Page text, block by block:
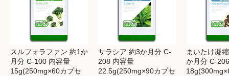
スルフォラファン 約1か
月分 C-100 内容量
15g(250mg×60カプセ
サラシア 約3か月分 C-
208 内容量
22.5g(250mg×90カプセ
まいたけ凝
か月分 C-